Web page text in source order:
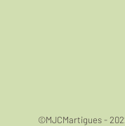
©MJCMartigues -